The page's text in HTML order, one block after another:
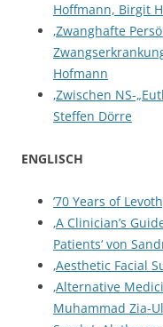
Hoffmann, Birgit
‚Zwanghafte
Hofmann
‚Zwischen NS-
Steffen Dörre
ENGLISCH
’70 Years of
‚A Clinician’s
Patients‘ von
‚Aesthetic Facial
‚Alternative
Muhammad Zia-